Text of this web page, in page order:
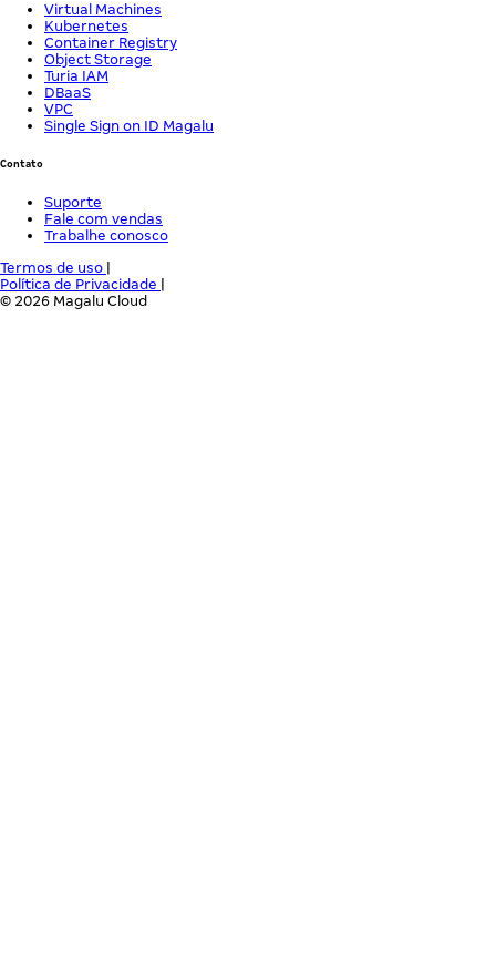
Virtual Machines
Kubernetes
Container Registry
Object Storage
Turia IAM
DBaaS
VPC
Single Sign on ID Magalu
Contato
Suporte
Fale com vendas
Trabalhe conosco
Termos de uso
Política de Privacidade
© 2026 Magalu Cloud